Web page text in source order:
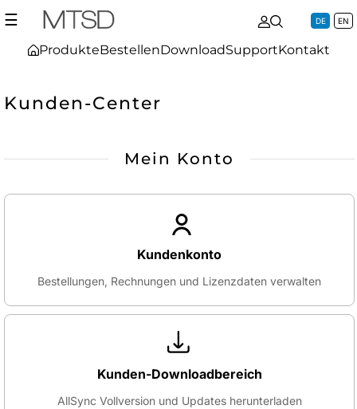
☰
ProdukteBestellenDownloadSupportKontakt
DE EN
Kunden-Center
Mein Konto
Kundenkonto
Bestellungen, Rechnungen und Lizenzdaten verwalten
Kunden-Downloadbereich
AllSync Vollversion und Updates herunterladen